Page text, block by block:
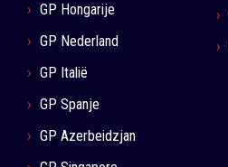
GP Hongarije
GP Nederland
GP Italië
GP Spanje
GP Azerbeidzjan